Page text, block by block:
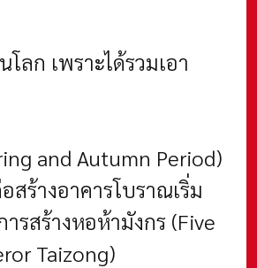
ลก เพราะได้รวมเอา
and Autumn Period)
ร้างอาคารโบราณเริ่ม
รสร้างหอห้ามังกร (Five
Taizong)